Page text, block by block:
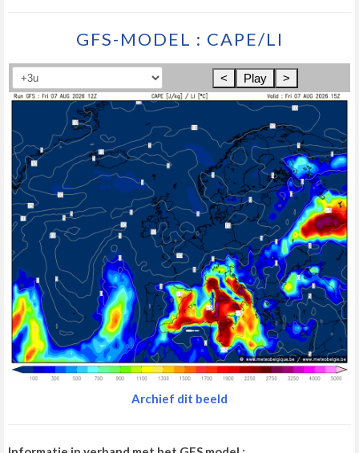
GFS-MODEL : CAPE/LI
< Play >
Archief dit beeld